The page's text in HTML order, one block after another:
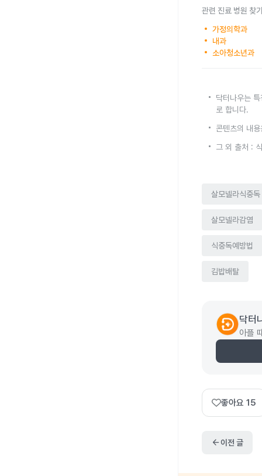
관련 진료 병원 찾
가정의학과
내과
소아청소년과
닥터나우는
로 합니다.
콘텐츠의 내
그 외 출처 :
살모넬라식중독
살모넬라감염
식중독예방법
김밥배탈
닥터
아플
좋아요 15
arrow_back이전 글